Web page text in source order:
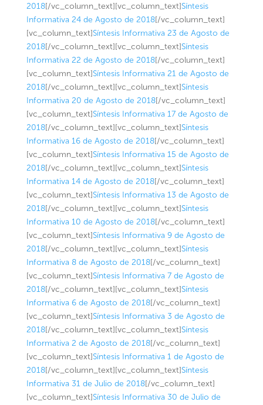
2018[/vc_column_text][vc_column_text]Síntesis
Informativa 24 de Agosto de 2018[/vc_column_text]
[vc_column_text]Síntesis Informativa 23 de Agosto de
2018[/vc_column_text][vc_column_text]Síntesis
Informativa 22 de Agosto de 2018[/vc_column_text]
[vc_column_text]Síntesis Informativa 21 de Agosto de
2018[/vc_column_text][vc_column_text]Síntesis
Informativa 20 de Agosto de 2018[/vc_column_text]
[vc_column_text]Síntesis Informativa 17 de Agosto de
2018[/vc_column_text][vc_column_text]Síntesis
Informativa 16 de Agosto de 2018[/vc_column_text]
[vc_column_text]Síntesis Informativa 15 de Agosto de
2018[/vc_column_text][vc_column_text]Síntesis
Informativa 14 de Agosto de 2018[/vc_column_text]
[vc_column_text]Síntesis Informativa 13 de Agosto de
2018[/vc_column_text][vc_column_text]Síntesis
Informativa 10 de Agosto de 2018[/vc_column_text]
[vc_column_text]Síntesis Informativa 9 de Agosto de
2018[/vc_column_text][vc_column_text]Síntesis
Informativa 8 de Agosto de 2018[/vc_column_text]
[vc_column_text]Síntesis Informativa 7 de Agosto de
2018[/vc_column_text][vc_column_text]Síntesis
Informativa 6 de Agosto de 2018[/vc_column_text]
[vc_column_text]Síntesis Informativa 3 de Agosto de
2018[/vc_column_text][vc_column_text]Síntesis
Informativa 2 de Agosto de 2018[/vc_column_text]
[vc_column_text]Síntesis Informativa 1 de Agosto de
2018[/vc_column_text][vc_column_text]Síntesis
Informativa 31 de Julio de 2018[/vc_column_text]
[vc_column_text]Síntesis Informativa 30 de Julio de